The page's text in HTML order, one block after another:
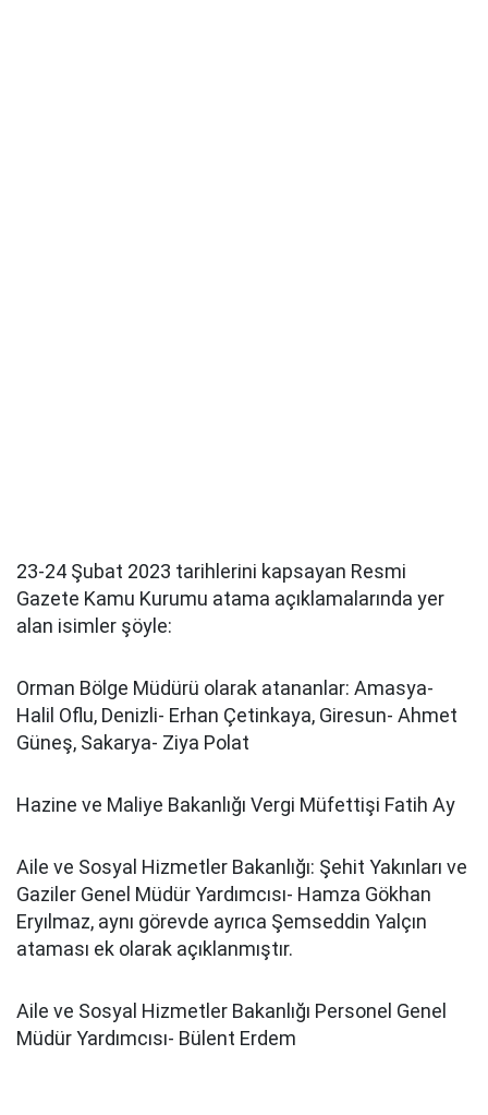
23-24 Şubat 2023 tarihlerini kapsayan Resmi
Gazete Kamu Kurumu atama açıklamalarında yer
alan isimler şöyle:
Orman Bölge Müdürü olarak atananlar: Amasya-
Halil Oflu, Denizli- Erhan Çetinkaya, Giresun- Ahmet
Güneş, Sakarya- Ziya Polat
Hazine ve Maliye Bakanlığı Vergi Müfettişi Fatih Ay
Aile ve Sosyal Hizmetler Bakanlığı: Şehit Yakınları ve
Gaziler Genel Müdür Yardımcısı- Hamza Gökhan
Eryılmaz, aynı görevde ayrıca Şemseddin Yalçın
ataması ek olarak açıklanmıştır.
Aile ve Sosyal Hizmetler Bakanlığı Personel Genel
Müdür Yardımcısı- Bülent Erdem